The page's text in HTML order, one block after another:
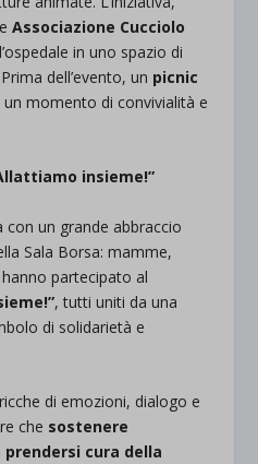
eAssociazione Cucciolo
in uno spazio di
dell’evento, un picnic
momento di convivialità e
insieme!”
un grande abbraccio
Sala Borsa: mamme,
partecipato al
, tutti uniti da una
di solidarietà e
di emozioni, dialogo e
che sostenere
cura della